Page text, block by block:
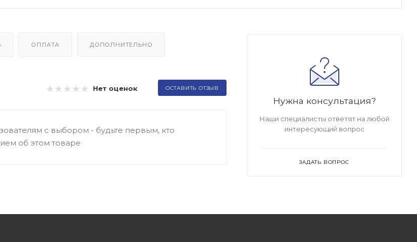
ОПЛАТА ДОПОЛНИТЕЛЬНО
Нет оценок ОСТАВИТЬ ОТЗЫВ
с выбором - будьте первым, кто
об этом товаре
Нужна консультация?
Наши специалисты ответят на любой
интересующий вопрос
ЗАДАТЬ ВОПРОС